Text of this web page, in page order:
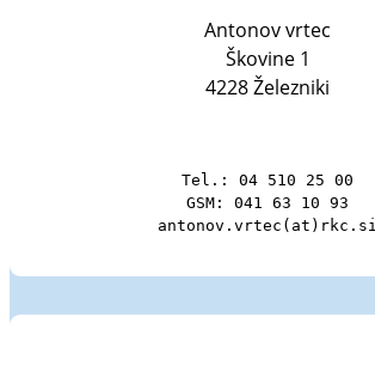
Antonov vrtec
Škovine 1
4228 Železniki
Tel.: 04 510 25 00
GSM: 041 63 10 93
antonov.vrtec(at)rkc.si